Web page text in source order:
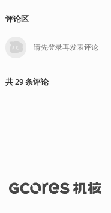
评论区
共29条评论